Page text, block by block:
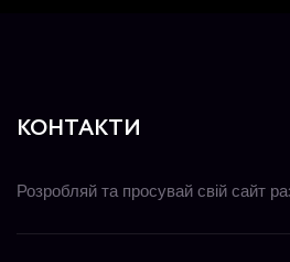
КОНТАКТИ
Розробляй та просувай свій сайт